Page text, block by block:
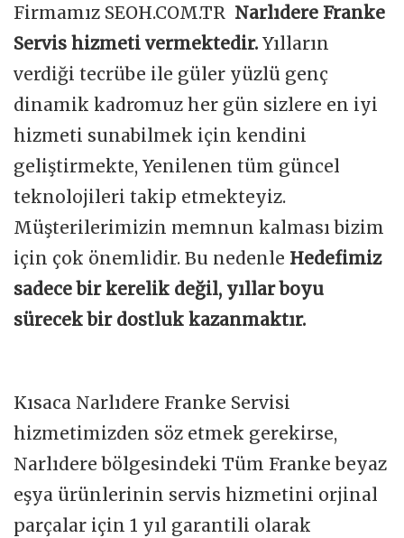
Firmamız SEOH.COM.TR Narlıdere Franke
Servis hizmeti vermektedir. Yılların
verdiği tecrübe ile güler yüzlü genç
dinamik kadromuz her gün sizlere en iyi
hizmeti sunabilmek için kendini
geliştirmekte, Yenilenen tüm güncel
teknolojileri takip etmekteyiz.
Müşterilerimizin memnun kalması bizim
için çok önemlidir. Bu nedenle Hedefimiz
sadece bir kerelik değil, yıllar boyu
sürecek bir dostluk kazanmaktır.
Kısaca Narlıdere Franke Servisi
hizmetimizden söz etmek gerekirse,
Narlıdere bölgesindeki Tüm Franke beyaz
eşya ürünlerinin servis hizmetini orjinal
parçalar için 1 yıl garantili olarak